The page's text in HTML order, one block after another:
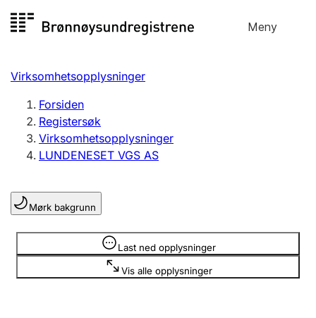
til
Meny
Registersøk
Aksjeselskap
Enkeltpersonforetak
Registrere, endre, slette
Lag og forening
Registrere, endre, slette
Virksomhetsopplysninger
Forsiden
Registersøk
Virksomhetsopplysninger
LUNDENESET VGS AS
Mørk bakgrunn
Last ned opplysninger
Vis alle opplysninger
Opplysninger er skjult